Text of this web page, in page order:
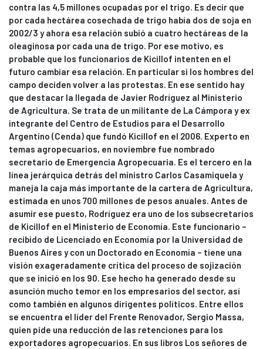
contra las 4,5 millones ocupadas por el trigo. Es decir que
por cada hectárea cosechada de trigo había dos de soja en
2002/3 y ahora esa relación subió a cuatro hectáreas de la
oleaginosa por cada una de trigo. Por ese motivo, es
probable que los funcionarios de Kicillof intenten en el
futuro cambiar esa relación. En particular si los hombres del
campo deciden volver a las protestas. En ese sentido hay
que destacar la llegada de Javier Rodríguez al Ministerio
de Agricultura. Se trata de un militante de La Cámpora y ex
integrante del Centro de Estudios para el Desarrollo
Argentino (Cenda) que fundó Kicillof en el 2006. Experto en
temas agropecuarios, en noviembre fue nombrado
secretario de Emergencia Agropecuaria. Es el tercero en la
línea jerárquica detrás del ministro Carlos Casamiquela y
maneja la caja más importante de la cartera de Agricultura,
estimada en unos 700 millones de pesos anuales. Antes de
asumir ese puesto, Rodríguez era uno de los subsecretarios
de Kicillof en el Ministerio de Economía. Este funcionario –
recibido de Licenciado en Economía por la Universidad de
Buenos Aires y con un Doctorado en Economía – tiene una
visión exageradamente crítica del proceso de sojización
que se inició en los 90. Ese hecho ha generado desde su
asunción mucho temor en los empresarios del sector, así
como también en algunos dirigentes políticos. Entre ellos
se encuentra el líder del Frente Renovador, Sergio Massa,
quien pide una reducción de las retenciones para los
exportadores agropecuarios. En sus libros Los señores de